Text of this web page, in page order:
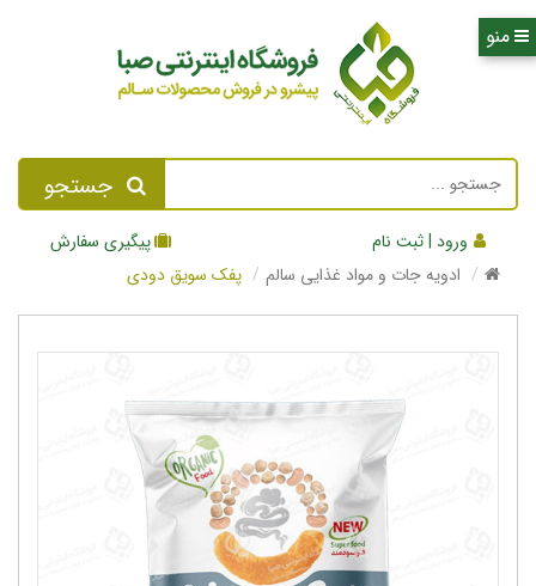
جستجو
ورود | ثبت نام
پیگیری سفارش
ادویه جات و مواد غذایی سالم
پفک سویق دودی